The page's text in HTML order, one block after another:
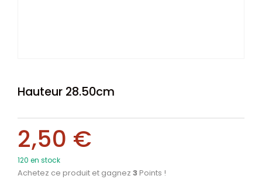
Hauteur 28.50cm
2,50 €
120 en stock
Achetez ce produit et gagnez 3 Points !